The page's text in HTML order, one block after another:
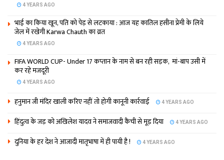
4 YEARS AGO
भाई का किया खून, पति को पेड़ से लटकाया : आज यह कातिल हसीना प्रेमी के लिये
जेल में रखेगी Karwa Chauth का व्रत
4 YEARS AGO
FIFA WORLD CUP- Under 17 कप्‍तान के नाम से बन रही सड़क, मां-बाप उसी में
कर रहे मजदूरी
4 YEARS AGO
हनुमान जी मंदिर खाली करिए नहीं तो होगी कानूनी कार्रवाई 4 YEARS AGO
हिंदुत्व के जड़ को अखिलेश यादव ने समाजवादी कैंची से मूड़ दिया 4 YEARS AGO
दुनिया के हर देश ने आजादी मातृभाषा में ही पायी है ! 4 YEARS AGO